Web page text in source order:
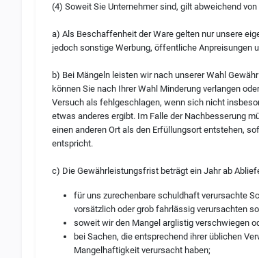
(4) Soweit Sie Unternehmer sind, gilt abweichend
a) Als Beschaffenheit der Ware gelten nur unsere
jedoch sonstige Werbung, öffentliche Anpreisungen
b) Bei Mängeln leisten wir nach unserer Wahl
können Sie nach Ihrer Wahl Minderung verlangen
Versuch als fehlgeschlagen, wenn sich nicht
etwas anderes ergibt. Im Falle der Nachbesserung
einen anderen Ort als den Erfüllungsort entstehen,
entspricht.
c) Die Gewährleistungsfrist beträgt ein Jahr ab
für uns zurechenbare schuldhaft verursachte
vorsätzlich oder grob fahrlässig verursachten
soweit wir den Mangel arglistig verschwiegen
bei Sachen, die entsprechend ihrer üblichen
Mangelhaftigkeit verursacht haben;